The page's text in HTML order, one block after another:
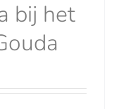
bij het